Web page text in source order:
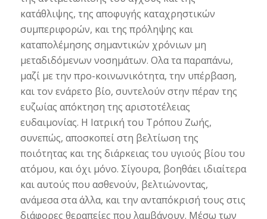
κατάθλιψης, της αποφυγής καταχρηστικών
συμπεριφορών, και της πρόληψης και
καταπολέμησης σημαντικών χρόνιων μη
μεταδιδόμενων νοσημάτων. Ολα τα παραπάνω,
μαζί με την προ-κοινωνικότητα, την υπέρβαση,
και τον ενάρετο βίο, συντελούν στην πέραν της
ευζωίας απόκτηση της αριστοτέλειας
ευδαιμονίας. Η Ιατρική του Τρόπου Ζωής,
συνεπώς, αποσκοπεί στη βελτίωση της
ποιότητας και της διάρκειας του υγιούς βίου του
ατόμου, και όχι μόνο. Σίγουρα, βοηθάει ιδιαίτερα
και αυτούς που ασθενούν, βελτιώνοντας,
ανάμεσα στα άλλα, και την ανταπόκρισή τους στις
διάφορες θεραπείες που λαμβάνουν. Μέσω των